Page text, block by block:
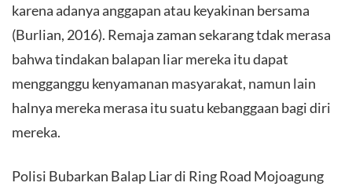
karena adanya anggapan atau keyakinan bersama
(Burlian, 2016). Remaja zaman sekarang tdak merasa
bahwa tindakan balapan liar mereka itu dapat
mengganggu kenyamanan masyarakat, namun lain
halnya mereka merasa itu suatu kebanggaan bagi diri
mereka.
Polisi Bubarkan Balap Liar di Ring Road Mojoagung